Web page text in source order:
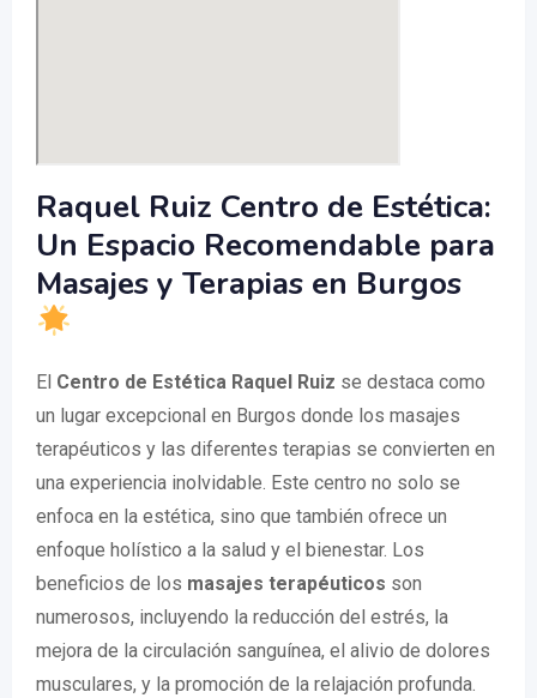
Raquel Ruiz Centro de Estética:
Un Espacio Recomendable para
Masajes y Terapias en Burgos
El Centro de Estética Raquel Ruiz se destaca como
un lugar excepcional en Burgos donde los masajes
terapéuticos y las diferentes terapias se convierten en
una experiencia inolvidable. Este centro no solo se
enfoca en la estética, sino que también ofrece un
enfoque holístico a la salud y el bienestar. Los
beneficios de los masajes terapéuticos son
numerosos, incluyendo la reducción del estrés, la
mejora de la circulación sanguínea, el alivio de dolores
musculares, y la promoción de la relajación profunda.